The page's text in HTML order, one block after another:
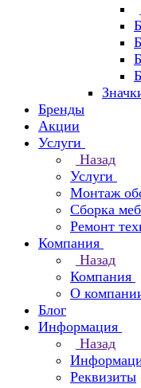
Бренды
Акции
Услуги
Назад
Услуги
Монтаж
Сборка
Ремонт
Компания
Назад
Компания
О
Блог
Информация
Назад
Реквизиты